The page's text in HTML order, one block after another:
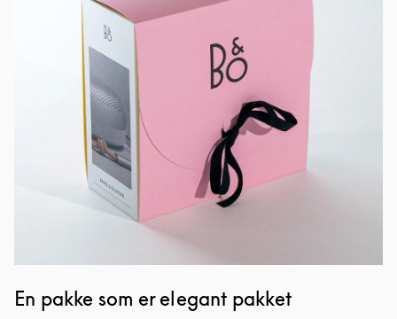
En pakke som er elegant pakket